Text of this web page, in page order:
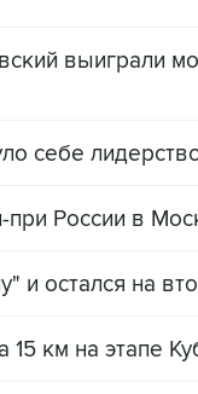
выиграли
себе
при России в
и остался на
км на этапе